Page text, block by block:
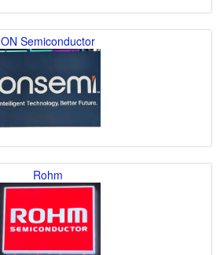
ON Semiconductor
Rohm